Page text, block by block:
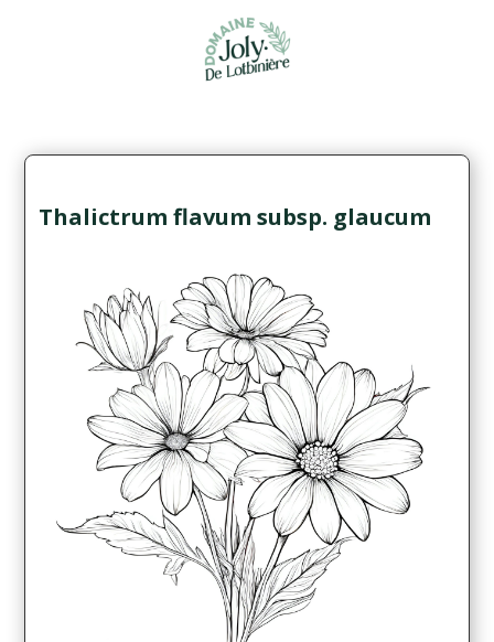
Thalictrum flavum subsp. glaucum